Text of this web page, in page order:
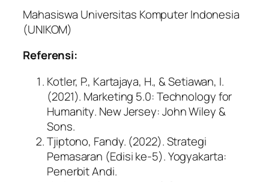
Mahasiswa Universitas Komputer Indonesia
(UNIKOM)
Referensi:
Kotler, P., Kartajaya, H., & Setiawan, I.
(2021). Marketing 5.0: Technology for
Humanity. New Jersey: John Wiley &
Sons.
Tjiptono, Fandy. (2022).Strategi
Pemasaran (Edisi ke-5). Yogyakarta:
Penerbit Andi.